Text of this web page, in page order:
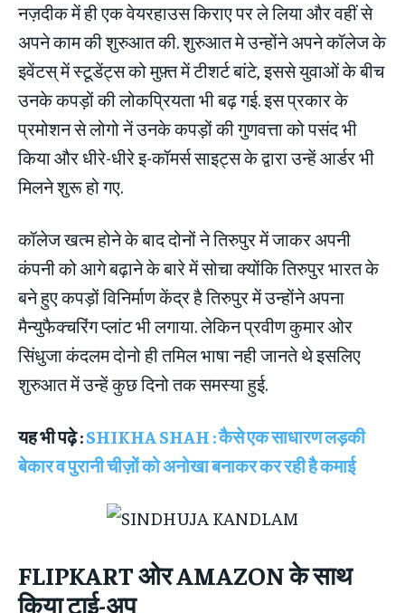
नज़दीक में ही एक वेयरहाउस किराए पर ले लिया और वहीं से
अपने काम की शुरुआत की. शुरुआत मे उन्होंने अपने कॉलेज के
इवेंटस् में स्टूडेंट्स को मुफ़्त में टीशर्ट बांटे, इससे युवाओं के बीच
उनके कपड़ों की लोकप्रियता भी बढ़ गई. इस प्रकार के
प्रमोशन से लोगो नें उनके कपड़ों की गुणवत्ता को पसंद भी
किया और धीरे-धीरे इ-कॉमर्स साइट्स के द्वारा उन्हें आर्डर भी
मिलने शुरू हो गए.
कॉलेज खत्म होने के बाद दोनों ने तिरुपुर में जाकर अपनी
कंपनी को आगे बढ़ाने के बारे में सोचा क्योंकि तिरुपुर भारत के
बने हुए कपड़ों विनिर्माण केंद्र है तिरुपुर में उन्होंने अपना
मैन्युफैक्चरिंग प्लांट भी लगाया. लेकिन प्रवीण कुमार ओर
सिंधुजा कंदलम दोनो ही तमिल भाषा नही जानते थे इसलिए
शुरुआत में उन्हें कुछ दिनो तक समस्या हुई.
यह भी पढ़े :SHIKHA SHAH : कैसे एक साधारण लड़की
बेकार व पुरानी चीज़ों को अनोखा बनाकर कर रही है कमाई
FLIPKARTओरAMAZONके साथ
किया टाई-अप